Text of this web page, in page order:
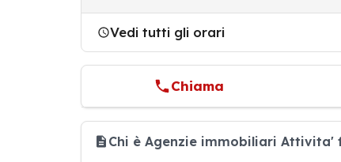
Vedi tutti gli orari
Chiama
Chi è Agenzie immobiliari